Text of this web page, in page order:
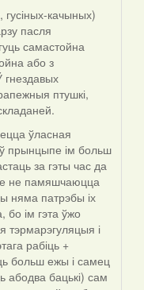
качыных)
пасля
самастойна
або з
гнездавых
птушкі,
ўласная
ў прынцыпе ім больш
за гэты час да
не памяшчаюцца
няма патрэбы іх
бо ім гэта ўжо
тэрмарэгуляцыя і
рабіць +
больш ежы і самец
абодва бацькі) сам